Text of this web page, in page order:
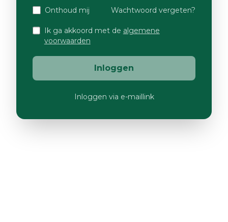
Onthoud mij Wachtwoord vergeten?
Ik ga akkoord met de algemene
voorwaarden
Inloggen
Inloggen via e-maillink